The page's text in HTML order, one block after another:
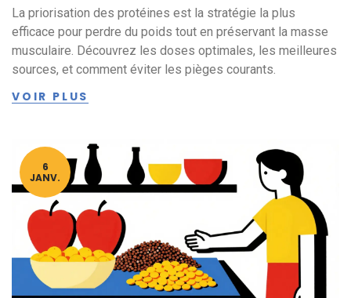
La priorisation des protéines est la stratégie la plus
efficace pour perdre du poids tout en préservant la masse
musculaire. Découvrez les doses optimales, les meilleures
sources, et comment éviter les pièges courants.
VOIR PLUS
6
JANV.